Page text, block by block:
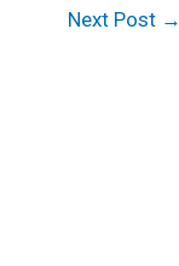
Next Post →